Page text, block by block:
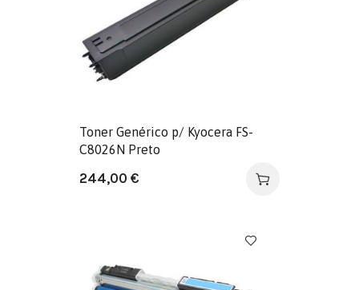
Toner Genérico p/ Kyocera FS-
C8026N Preto
244,00 €